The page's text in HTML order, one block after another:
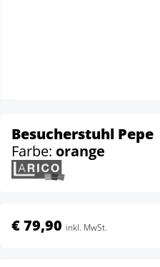
Besucherstuhl Pepe
Farbe: orange
€ 79,90 inkl. MwSt.